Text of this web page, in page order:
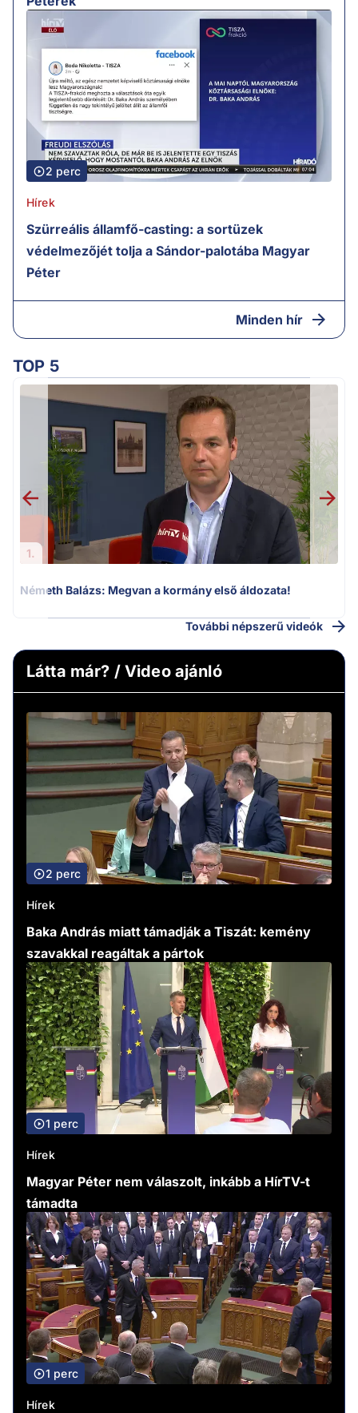
2 perc
Hírek
Szürreális államfő-casting: a sortüzek
védelmezőjét tolja a Sándor-palotába Magyar
Péter
Minden hír
TOP 5
1.
Németh Balázs: Megvan a kormány első áldozata!
További népszerű videók
Látta már? / Video ajánló
2 perc
Hírek
Baka András miatt támadják a Tiszát: kemény
szavakkal reagáltak a pártok
1 perc
Hírek
Magyar Péter nem válaszolt, inkább a HírTV-t
támadta
1 perc
Hírek